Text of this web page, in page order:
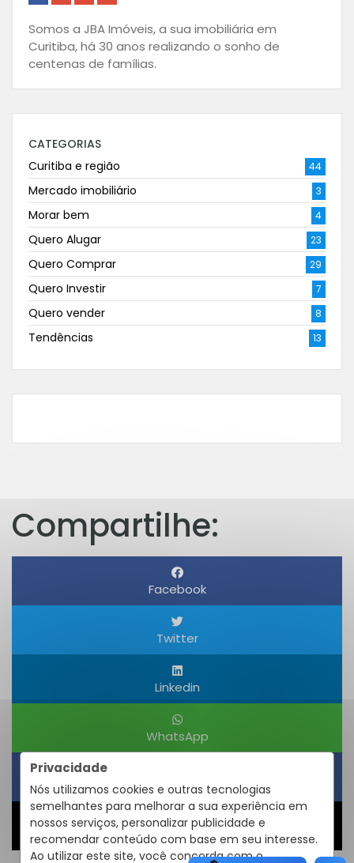
Privacidade
Nós utilizamos cookies e outras tecnologias
semelhantes para melhorar a sua experiência em
nossos serviços, personalizar publicidade e
recomendar conteúdo com base em seu interesse.
Ao utilizar este site, você concorda com o
Somos a JBA Imóveis, a sua imobiliária em
Curitiba, há 30 anos realizando o sonho de
centenas de famílias.
CATEGORIAS
Curitiba e região
44
Mercado imobiliário 3
Morar bem 4
Quero Alugar 23
Quero Comprar 29
Quero Investir 7
Quero vender 8
Tendências 13
Compartilhe:
Facebook
Twitter
Linkedin
WhatsApp
Obter um Link
Compartilhar